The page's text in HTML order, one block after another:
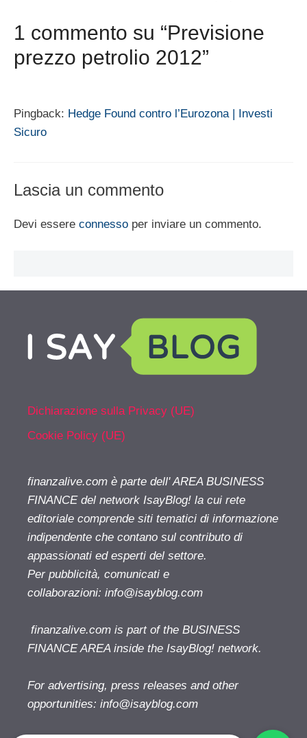
1 commento su “Previsione
prezzo petrolio 2012”
Pingback: Hedge Found contro l’Eurozona | Investi
Sicuro
Lascia un commento
Devi essere connesso per inviare un commento.
Dichiarazione sulla Privacy (UE)
Cookie Policy (UE)
finanzalive.com è parte dell' AREA BUSINESS
FINANCE del network IsayBlog! la cui rete
editoriale comprende siti tematici di informazione
indipendente che contano sul contributo di
appassionati ed esperti del settore.
Per pubblicità, comunicati e
collaborazioni: info@isayblog.com
finanzalive.com is part of the BUSINESS
FINANCE AREA inside the IsayBlog! network.
For advertising, press releases and other
opportunities: info@isayblog.com